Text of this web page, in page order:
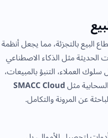
البيع بالتجزئة، مما يجعل أنظمة
الحديثة مثل الذكاء الاصطناعي
العملاء، التنبؤ بالمبيعات،
مثلSMACC Cloud
عن المرونة والتكامل.